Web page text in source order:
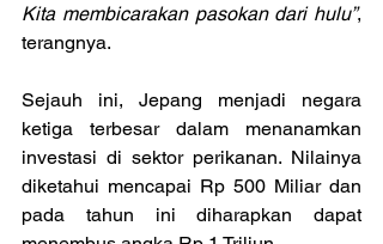
Kita membicarakan pasokan dari hulu”,
terangnya.
Sejauh ini, Jepang menjadi negara
ketiga terbesar dalam menanamkan
investasi di sektor perikanan. Nilainya
diketahui mencapai Rp 500 Miliar dan
pada tahun ini diharapkan dapat